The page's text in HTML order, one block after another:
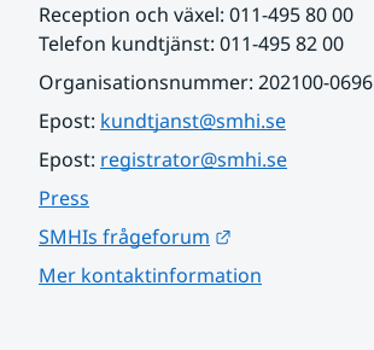
Reception och växel: 011-495 80 00
Telefon kundtjänst: 011-495 82 00
Organisationsnummer: 202100-0696
Epost: kundtjanst@smhi.se
Epost: registrator@smhi.se
Press
SMHIs frågeforum
Mer kontaktinformation